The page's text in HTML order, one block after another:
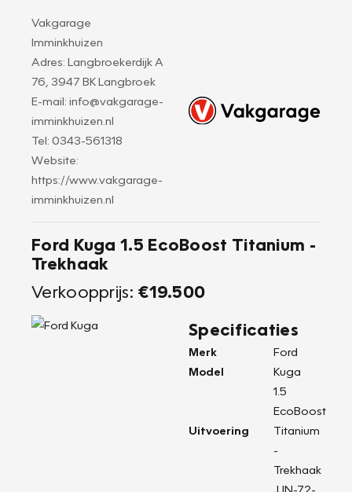
Vakgarage
Imminkhuizen
Adres: Langbroekerdijk A
76, 3947 BK Langbroek
E-mail: info@vakgarage-
imminkhuizen.nl
Tel: 0343-561318
Website:
https://www.vakgarage-
imminkhuizen.nl
Ford Kuga 1.5 EcoBoost Titanium -
Trekhaak
Verkoopprijs: €19.500
Specificaties
Merk
Ford
Model
Kuga
Uitvoering
1.5
EcoBoost
Titanium
-
Trekhaak
JJN-72-